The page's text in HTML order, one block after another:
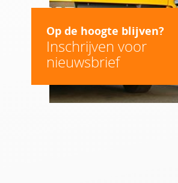
Op de hoogte blijven?
Inschrijven voor
nieuwsbrief